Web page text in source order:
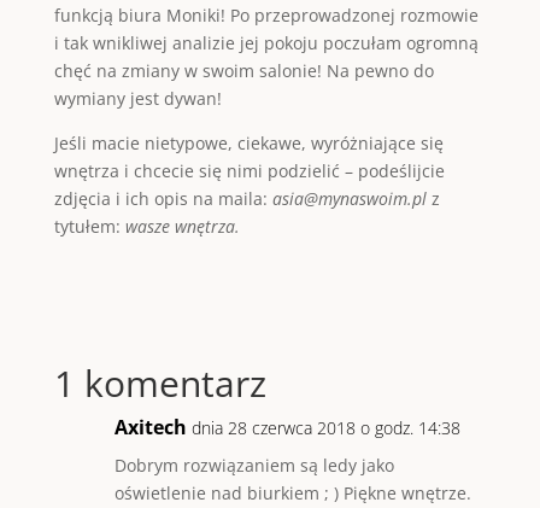
funkcją biura Moniki! Po przeprowadzonej rozmowie
i tak wnikliwej analizie jej pokoju poczułam ogromną
chęć na zmiany w swoim salonie! Na pewno do
wymiany jest dywan!
Jeśli macie nietypowe, ciekawe, wyróżniające się
wnętrza i chcecie się nimi podzielić – podeślijcie
zdjęcia i ich opis na maila: asia@mynaswoim.plz
tytułem: wasze wnętrza.
1 komentarz
Axitech dnia 28 czerwca 2018 o godz. 14:38
Dobrym rozwiązaniem są ledy jako
oświetlenie nad biurkiem ; ) Piękne wnętrze.